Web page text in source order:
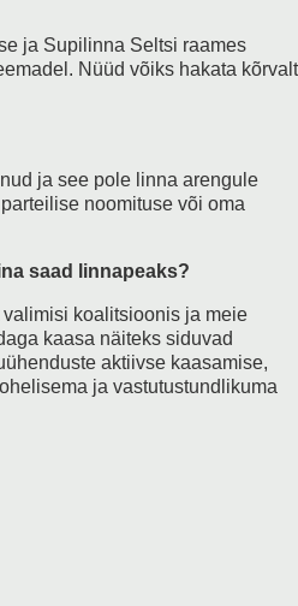
ja Supilinna Seltsi raames
Nüüd võiks hakata kõrvalt
ja see pole linna arengule
noomituse või oma
saad linnapeaks?
koalitsioonis ja meie
kaasa näiteks siduvad
aktiivse kaasamise,
ja vastutustundlikuma